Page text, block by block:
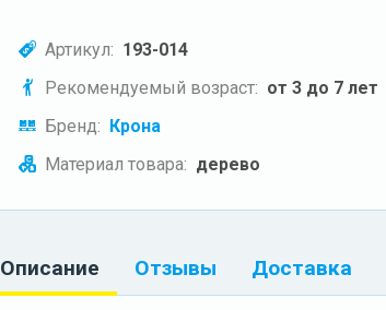
Артикул: 193-014
Рекомендуемый возраст: от 3 до 7 лет
Бренд: Крона
Материал товара: дерево
Описание Отзывы Доставка